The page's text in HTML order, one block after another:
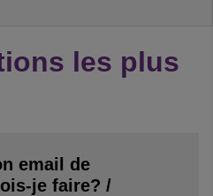
les plus
email de
je faire? /